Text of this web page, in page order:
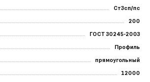
Ст3сп/пс
200
ГОСТ 30245-2003
Профиль
прямоугольный
12000